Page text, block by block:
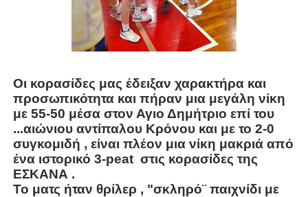
Οι κορασίδες μας έδειξαν χαρακτήρα και
προσωπικότητα και πήραν μια μεγάλη νίκη
με 55-50 μέσα στον Αγιο Δημήτριο επί του
...αιώνιου αντίπαλου Κρόνου και με το 2-0
συγκομιδή , είναι πλέον μια νίκη μακριά από
ένα ιστορικό 3-peat στις κορασίδες της
ΕΣΚΑΝΑ .
Το ματς ήταν θρίλερ , "σκληρό¨ παιχνίδι με